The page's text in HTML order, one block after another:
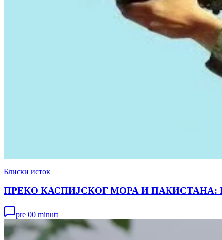
Блиски исток
ПРЕКО КАСПИЈСКОГ МОРА И ПАКИСТАНА: Иран
pre 00 minuta